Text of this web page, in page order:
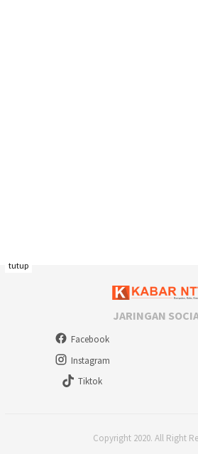
JARINGAN
Facebook
Instagram
Tiktok
Copyright 2020. All Right
tutup